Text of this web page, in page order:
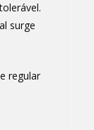
surge
regular